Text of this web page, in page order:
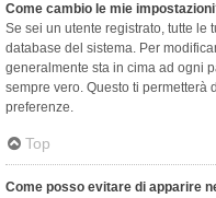
Come cambio le mie
Se sei un utente registrato, tutte le
database del sistema. Per
generalmente sta in cima ad ogni
sempre vero. Questo ti permetterà
preferenze.
Top
Come posso evitare di apparire